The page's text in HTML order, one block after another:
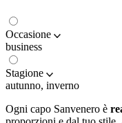
Occasione
business
Stagione
autunno, inverno
Ogni capo Sanvenero è